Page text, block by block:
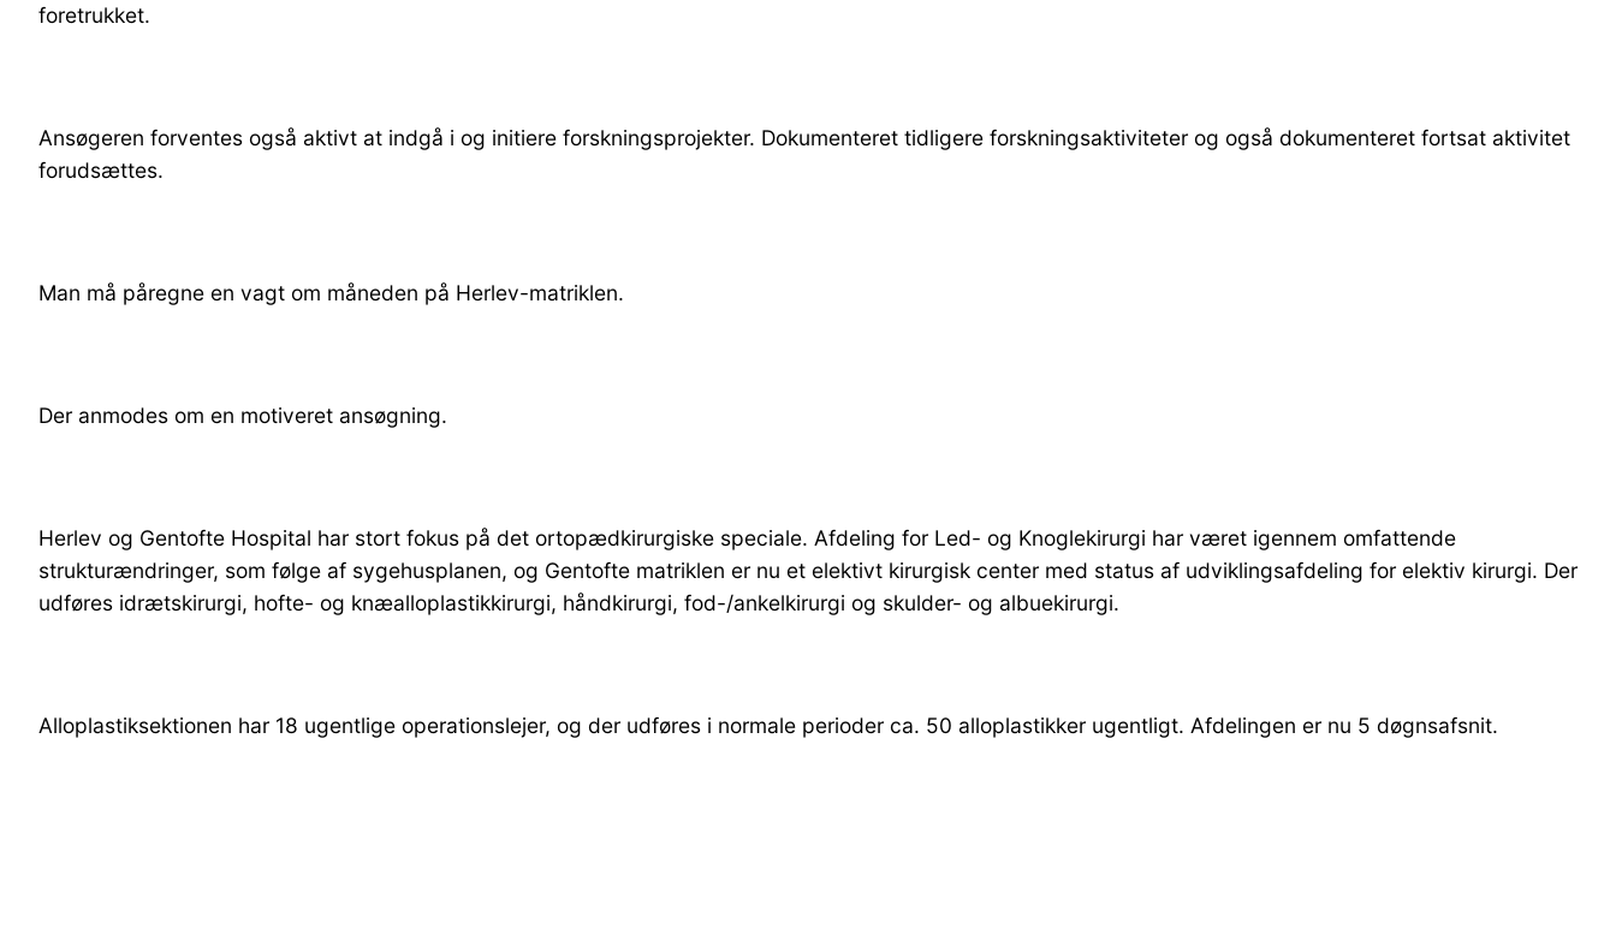
foretrukket.
Ansøgeren forventes også aktivt at indgå i og initiere forskningsprojekter. Dokumenteret tidligere forskningsaktiviteter og også dokumenteret fortsat aktivitet
forudsættes.
Man må påregne en vagt om måneden på Herlev-matriklen.
Der anmodes om en motiveret ansøgning.
Herlev og Gentofte Hospital har stort fokus på det ortopædkirurgiske speciale. Afdeling for Led- og Knoglekirurgi har været igennem omfattende
strukturændringer, som følge af sygehusplanen, og Gentofte matriklen er nu et elektivt kirurgisk center med status af udviklingsafdeling for elektiv kirurgi. Der
udføres idrætskirurgi, hofte- og knæalloplastikkirurgi, håndkirurgi, fod-/ankelkirurgi og skulder- og albuekirurgi.
Alloplastiksektionen har 18 ugentlige operationslejer, og der udføres i normale perioder ca. 50 alloplastikker ugentligt. Afdelingen er nu 5 døgnsafsnit.